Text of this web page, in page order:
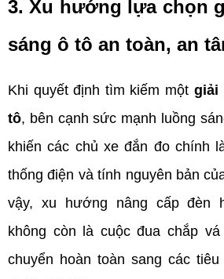
3. Xu hướng lựa chọn
sáng ô tô an toàn, an
Khi quyết định tìm kiếm một giải
tô, bên cạnh sức mạnh luồng
khiến các chủ xe đắn đo chính
thống điện và tính nguyên bản
vậy, xu hướng nâng cấp đèn
không còn là cuộc đua chắp
chuyển hoàn toàn sang các